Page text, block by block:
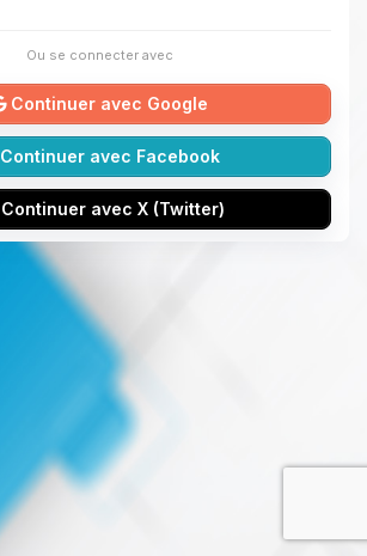
Ou se connecter avec
Continuer avec Google
Continuer avec Facebook
Continuer avec X (Twitter)